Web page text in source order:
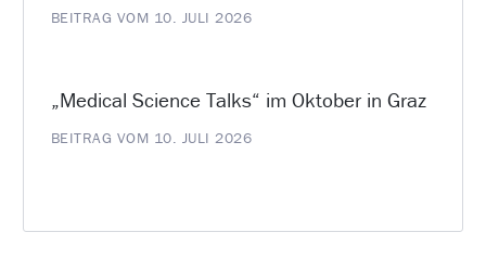
BEITRAG VOM 10. JULI 2026
„Medical Science Talks“ im Oktober in Graz
BEITRAG VOM 10. JULI 2026